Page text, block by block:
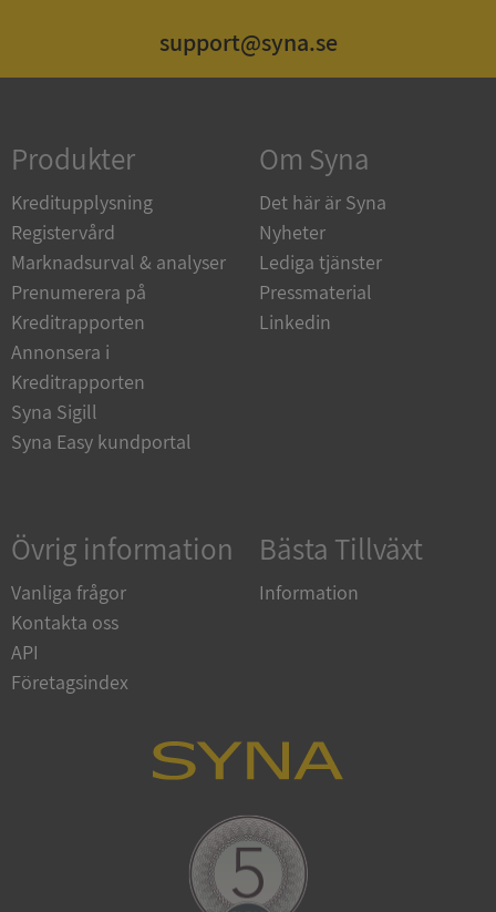
support@syna.se
Produkter
Kreditupplysning
Registervård
Marknadsurval & analyser
Prenumerera på
Kreditrapporten
Annonsera i
Kreditrapporten
Syna Sigill
Syna Easy kundportal
Om Syna
Det här är Syna
Nyheter
Lediga tjänster
Pressmaterial
Linkedin
Övrig information
Vanliga frågor
Kontakta oss
API
Företagsindex
Bästa Tillväxt
Information
Strikt nödvändigt Prestanda
Inriktning
användas ordentligt utan strikt nödvändiga cookies.
Namn
Leverantör
Domän
__RequestVerificationToken
Microsoft
Corporation
de.syna.se
VISITOR_PRIVACY_METADATA
YouTube
.youtube.com
ASP.NET_SessionId
Microsoft
Privacy Policy